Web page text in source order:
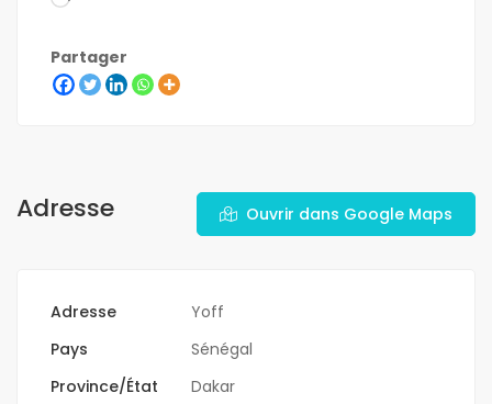
Partager
Adresse Ouvrir dans Google Maps
Adresse
Yoff
Pays
Sénégal
Province/État
Dakar